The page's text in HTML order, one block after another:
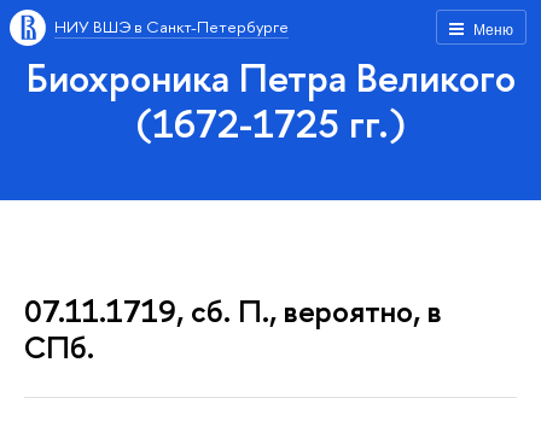
Меню
НИУ ВШЭ в Санкт-Петербурге
Биохроника Петра Великого
(1672-1725 гг.)
07.11.1719, сб. П., вероятно, в
СПб.